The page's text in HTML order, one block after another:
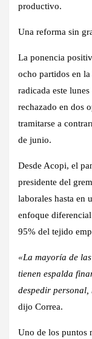
productivo.
Una reforma sin
La ponencia
ocho partidos en
radicada este
rechazado en dos
tramitarse a
de junio.
Desde Acopi, el
presidente del
laborales hasta en
enfoque
95% del tejido
«La mayoría de
tienen espalda
despedir
dijo Correa.
Uno de los puntos